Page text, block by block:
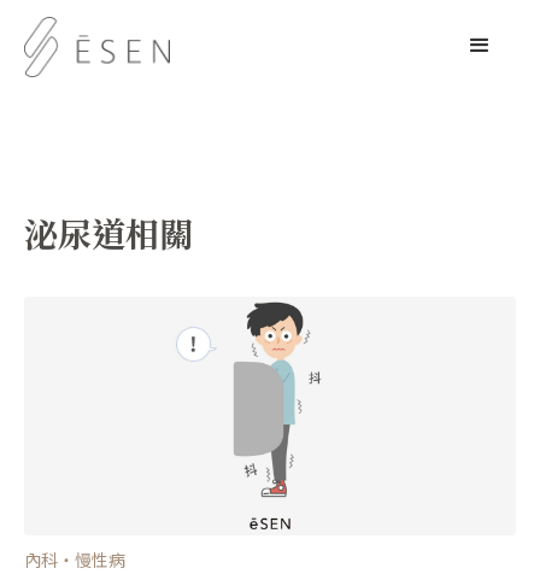
泌尿道相關
內科・慢性病